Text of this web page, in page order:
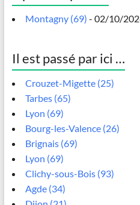
Montagny (69) - 02/10/
Il est passé par ici …
Crouzet-Migette (25)
Tarbes (65)
Lyon (69)
Bourg-les-Valence (26)
Brignais (69)
Lyon (69)
Clichy-sous-Bois (93)
Agde (34)